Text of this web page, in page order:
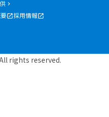
採用情報
rights reserved.